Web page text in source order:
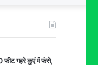
फीट गहरे कुएं में फंसे,